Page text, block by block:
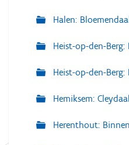
Halen:
Heist-op-den-
Heist-op-den-Berg:
Hemiksem:
Herenthout: